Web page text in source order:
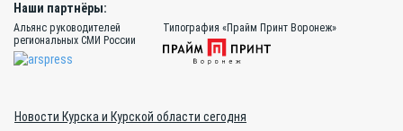
Наши партнёры:
Альянс руководителей
региональных СМИ России
Типография «Прайм Принт Воронеж»
Новости Курска и Курской области сегодня